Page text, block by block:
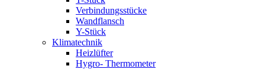
Verbindungsstücke
Wandflansch
Y-Stück
Klimatechnik
Heizlüfter
Hygro- Thermometer